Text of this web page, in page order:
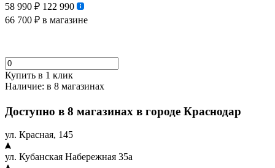
58 990 ₽ 122 990
66 700 ₽ в магазине
Купить в 1 клик
Наличие: в 8 магазинах
Доступно в 8 магазинах в городе Краснодар
ул. Красная, 145
ул. Кубанская Набережная 35а